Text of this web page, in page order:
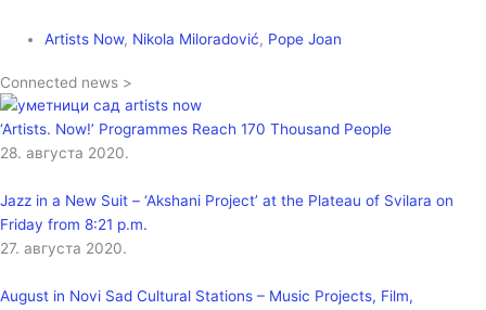
Artists Now, Nikola Miloradović, Pope Joan
Connected news >
‘Artists. Now!’ Programmes Reach 170 Thousand People
28. августа 2020.
Jazz in a New Suit – ‘Akshani Project’ at the Plateau of Svilara on
Friday from 8:21 p.m.
27. августа 2020.
August in Novi Sad Cultural Stations – Music Projects, Film,